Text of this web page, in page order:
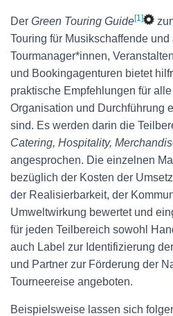
Der Green Touring Guide[1]
Touring für Musikschaffende
Tourmanager*innen,
und Bookingagenturen bietet
praktische Empfehlungen für
Organisation und Durchführung
sind. Es werden darin die
Catering, Hospitality,
angesprochen. Die einzelnen
bezüglich der Kosten der
der Realisierbarkeit, der
Umweltwirkung bewertet und
für jeden Teilbereich sowohl
auch Label zur Identifizierung
und Partner zur Förderung der
Tourneereise angeboten.
Beispielsweise lassen sich